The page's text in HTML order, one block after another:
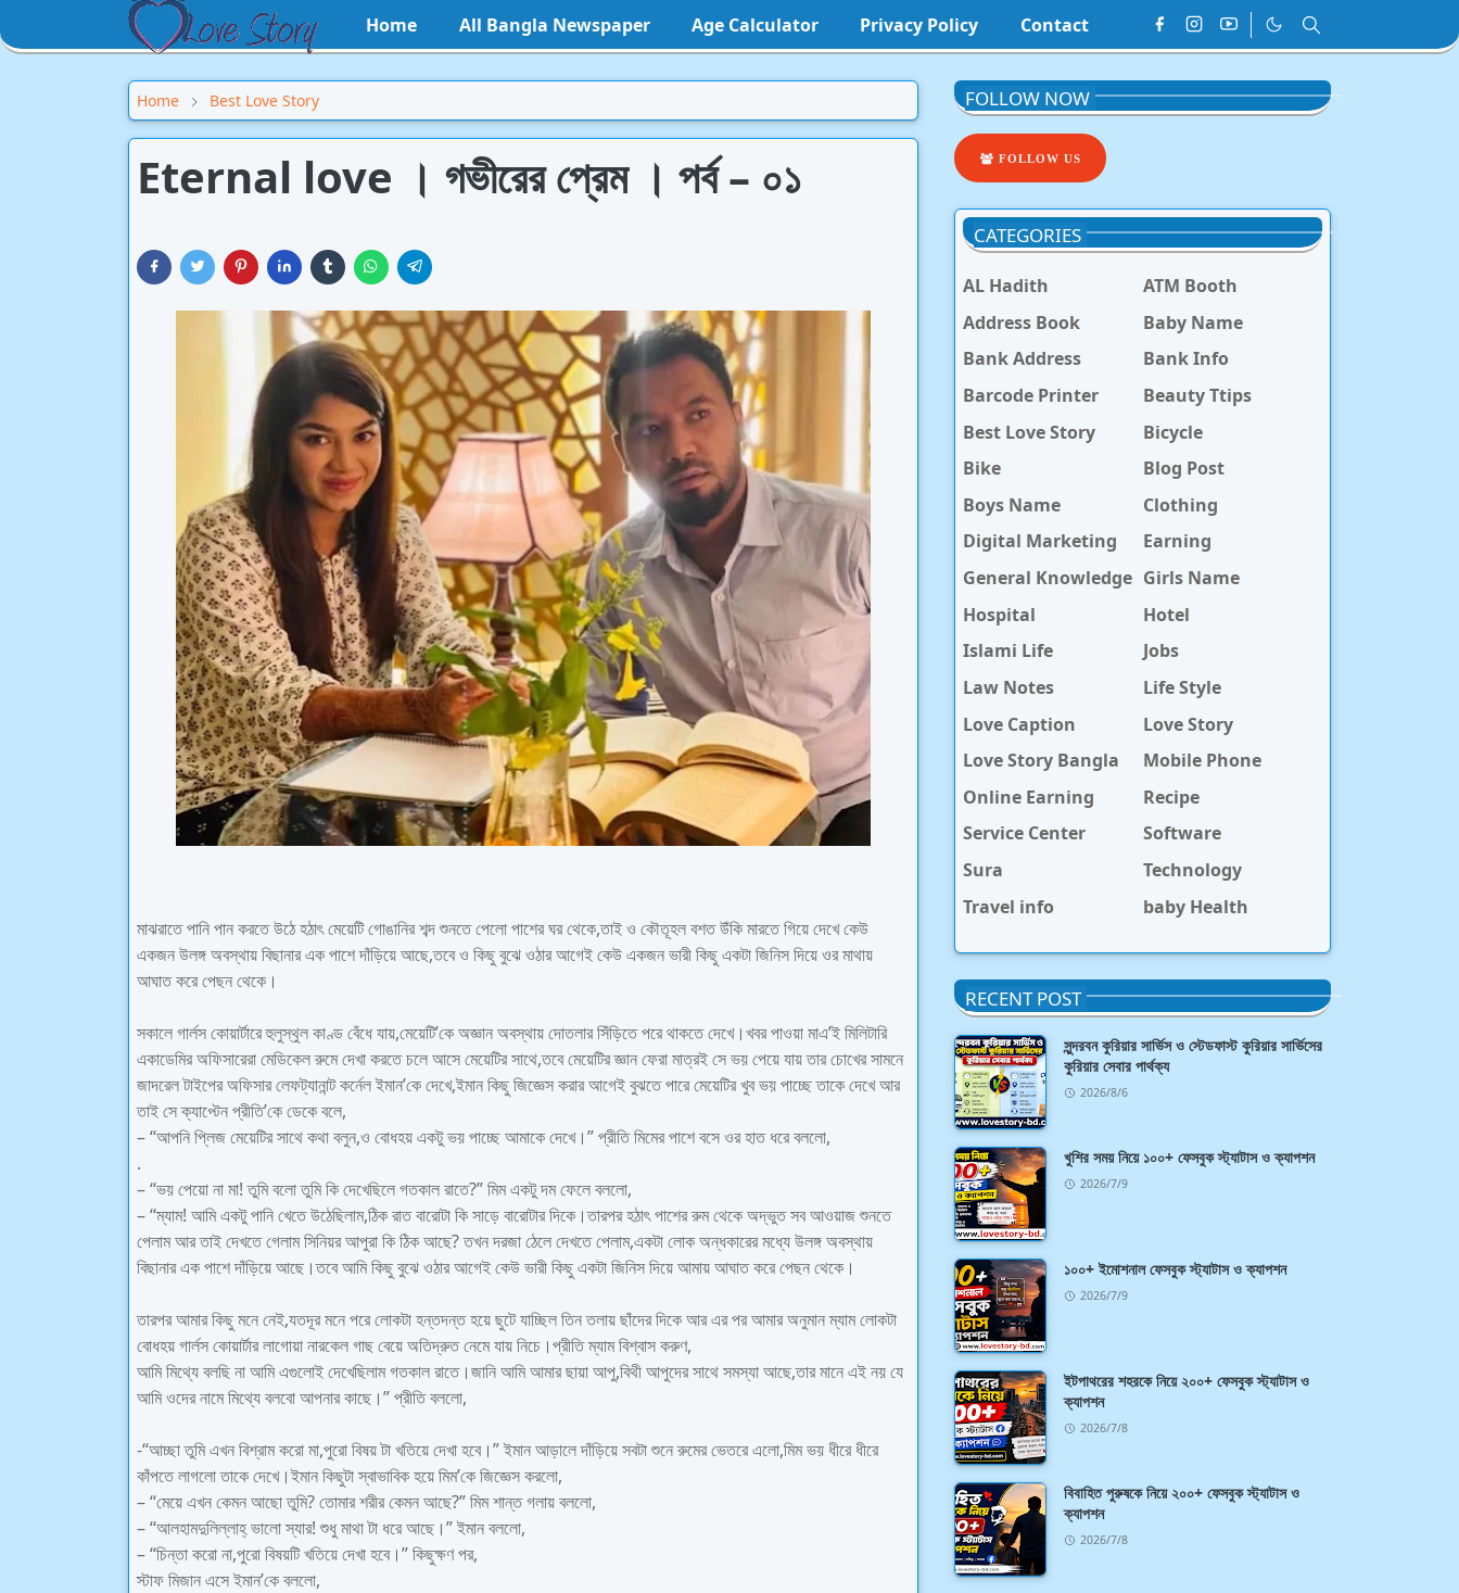
Home All Bangla Newspaper Age Calculator Privacy Policy Contact
Home Best Love Story
Eternal love । গভীরের প্রেম । পর্ব – ০১
মাঝরাতে পানি পান করতে উঠে হঠাৎ মেয়েটি গোঙানির শব্দ শুনতে পেলো পাশের ঘর থেকে,তাই ও কৌতূহল বশত উঁকি মারতে গিয়ে দেখে কেউ
একজন উলঙ্গ অবস্থায় বিছানার এক পাশে দাঁড়িয়ে আছে,তবে ও কিছু বুঝে ওঠার আগেই কেউ একজন ভারী কিছু একটা জিনিস দিয়ে ওর মাথায়
আঘাত করে পেছন থেকে।
সকালে গার্লস কোয়ার্টারে হুলুস্থুল কাণ্ড বেঁধে যায়,মেয়েটি’কে অজ্ঞান অবস্থায় দোতলার সিঁড়িতে পরে থাকতে দেখে।খবর পাওয়া মাএ’ই মিলিটারি
একাডেমির অফিসারেরা মেডিকেল রুমে দেখা করতে চলে আসে মেয়েটির সাথে,তবে মেয়েটির জ্ঞান ফেরা মাত্রই সে ভয় পেয়ে যায় তার চোখের সামনে
জাদরেল টাইপের অফিসার লেফট্যানান্ট কর্নেল ইমান’কে দেখে,ইমান কিছু জিজ্ঞেস করার আগেই বুঝতে পারে মেয়েটির খুব ভয় পাচ্ছে তাকে দেখে আর
তাই সে ক্যাপ্টেন প্রীতি’কে ডেকে বলে,
– “আপনি প্লিজ মেয়েটির সাথে কথা বলুন,ও বোধহয় একটু ভয় পাচ্ছে আমাকে দেখে।” প্রীতি মিমের পাশে বসে ওর হাত ধরে বললো,
.
– “ভয় পেয়ো না মা! তুমি বলো তুমি কি দেখেছিলে গতকাল রাতে?” মিম একটু দম ফেলে বললো,
– “ম্যাম! আমি একটু পানি খেতে উঠেছিলাম,ঠিক রাত বারোটা কি সাড়ে বারোটার দিকে।তারপর হঠাৎ পাশের রুম থেকে অদ্ভুত সব আওয়াজ শুনতে
পেলাম আর তাই দেখতে গেলাম সিনিয়র আপুরা কি ঠিক আছে? তখন দরজা ঠেলে দেখতে পেলাম,একটা লোক অন্ধকারের মধ্যে উলঙ্গ অবস্থায়
বিছানার এক পাশে দাঁড়িয়ে আছে।তবে আমি কিছু বুঝে ওঠার আগেই কেউ ভারী কিছু একটা জিনিস দিয়ে আমায় আঘাত করে পেছন থেকে।
তারপর আমার কিছু মনে নেই,যতদূর মনে পরে লোকটা হন্তদন্ত হয়ে ছুটে যাচ্ছিল তিন তলায় ছাঁদের দিকে আর এর পর আমার অনুমান ম্যাম লোকটা
বোধহয় গার্লস কোয়ার্টার লাগোয়া নারকেল গাছ বেয়ে অতিদ্রুত নেমে যায় নিচে।প্রীতি ম্যাম বিশ্বাস করুণ,
আমি মিথ্যে বলছি না আমি এগুলোই দেখেছিলাম গতকাল রাতে।জানি আমি আমার ছায়া আপু,বিথী আপুদের সাথে সমস্যা আছে,তার মানে এই নয় যে
আমি ওদের নামে মিথ্যে বলবো আপনার কাছে।” প্রীতি বললো,
-“আচ্ছা তুমি এখন বিশ্রাম করো মা,পুরো বিষয় টা খতিয়ে দেখা হবে।” ইমান আড়ালে দাঁড়িয়ে সবটা শুনে রুমের ভেতরে এলো,মিম ভয় ধীরে ধীরে
কাঁপতে লাগলো তাকে দেখে।ইমান কিছুটা স্বাভাবিক হয়ে মিম’কে জিজ্ঞেস করলো,
– “মেয়ে এখন কেমন আছো তুমি? তোমার শরীর কেমন আছে?” মিম শান্ত গলায় বললো,
– “আলহামদুলিল্লাহ্ ভালো স্যার! শুধু মাথা টা ধরে আছে।” ইমান বললো,
– “চিন্তা করো না,পুরো বিষয়টি খতিয়ে দেখা হবে।” কিছুক্ষণ পর,
স্টাফ মিজান এসে ইমান’কে বললো,
FOLLOW NOW
FOLLOW US
CATEGORIES
AL Hadith
ATM Booth
Address Book
Baby Name
Bank Address
Bank Info
Barcode Printer
Beauty Ttips
Best Love Story
Bicycle
Bike
Blog Post
Boys Name
Clothing
Digital Marketing
Earning
General Knowledge Girls Name
Hospital
Hotel
Islami Life
Jobs
Law Notes
Life Style
Love Caption
Love Story
Love Story Bangla
Mobile Phone
Online Earning
Recipe
Service Center
Software
Sura
Technology
Travel info
baby Health
RECENT POST
সুন্দরবন কুরিয়ার সার্ভিস ও স্টেডফাস্ট কুরিয়ার সার্ভিসের
কুরিয়ার সেবার পার্থক্য
2026/8/6
খুশির সময় নিয়ে ১০০+ ফেসবুক স্ট্যাটাস ও ক্যাপশন
2026/7/9
১০০+ ইমোশনাল ফেসবুক স্ট্যাটাস ও ক্যাপশন
2026/7/9
ইটপাথরের শহরকে নিয়ে ২০০+ ফেসবুক স্ট্যাটাস ও
ক্যাপশন
2026/7/8
বিবাহিত পুরুষকে নিয়ে ২০০+ ফেসবুক স্ট্যাটাস ও
ক্যাপশন
2026/7/8